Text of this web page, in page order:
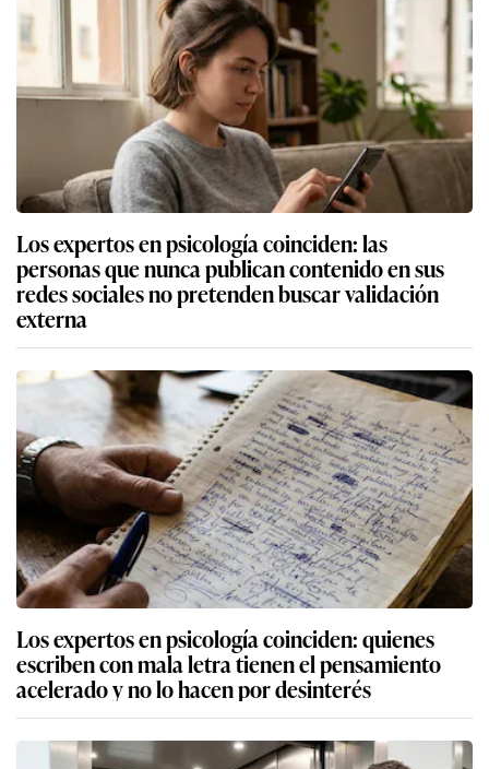
Los expertos en psicología coinciden: las
personas que nunca publican contenido en sus
redes sociales no pretenden buscar validación
externa
Los expertos en psicología coinciden: quienes
escriben con mala letra tienen el pensamiento
acelerado y no lo hacen por desinterés